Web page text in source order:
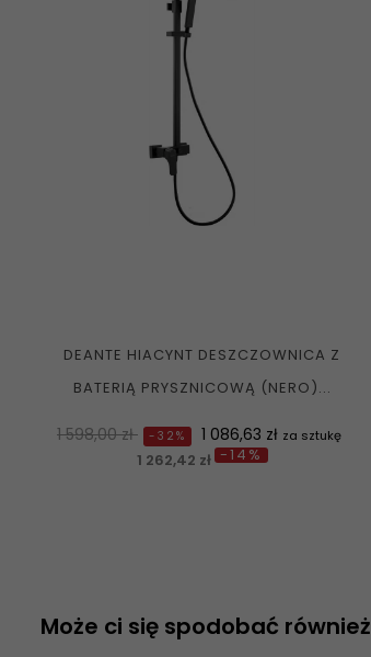
DEANTE HIACYNT DESZCZOWNICA Z
BATERIĄ PRYSZNICOWĄ (NERO)...
Normalna
1 598,00 zł -32% Cena
1 086,63 zł za sztukę
1 262,42 zł -14%
Może ci się spodobać również